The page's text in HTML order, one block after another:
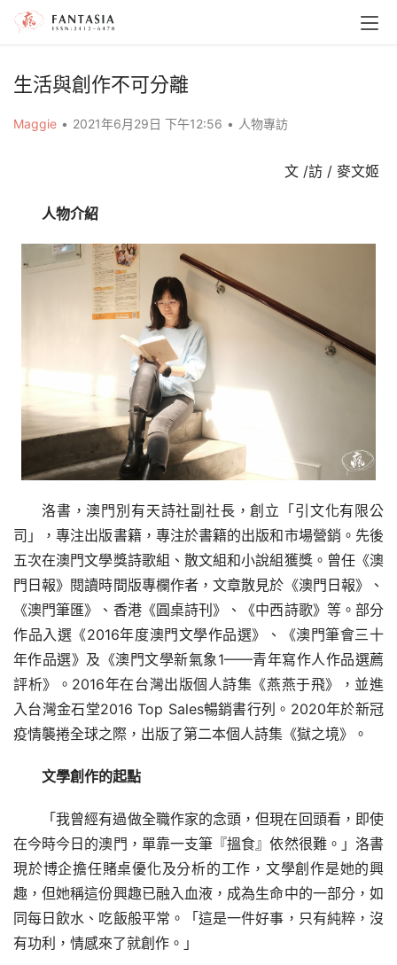
生活與創作不可分離
Maggie • 2021年6月29日 下午12:56 • 人物專訪
文 /訪 / 麥文姬
人物介紹
洛書，澳門別有天詩社副社長，創立「引文化有限公
司」，專注出版書籍，專注於書籍的出版和市場營銷。先後
五次在澳門文學獎詩歌組、散文組和小說組獲獎。曾任《澳
門日報》閱讀時間版專欄作者，文章散見於《澳門日報》、
《澳門筆匯》、香港《圓桌詩刊》、《中西詩歌》等。部分
作品入選《2016年度澳門文學作品選》、《澳門筆會三十
年作品選》及《澳門文學新氣象1——青年寫作人作品選薦
評析》。2016年在台灣出版個人詩集《燕燕于飛》，並進
入台灣金石堂2016 Top Sales暢銷書行列。2020年於新冠
疫情襲捲全球之際，出版了第二本個人詩集《獄之境》。
文學創作的起點
「我曾經有過做全職作家的念頭，但現在回頭看，即使
在今時今日的澳門，單靠一支筆『搵食』依然很難。」洛書
現於博企擔任賭桌優化及分析的工作，文學創作是她的興
趣，但她稱這份興趣已融入血液，成為生命中的一部分，如
同每日飲水、吃飯般平常。「這是一件好事，只有純粹，沒
有功利，情感來了就創作。」